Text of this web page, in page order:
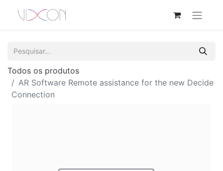
Todos os produtos
AR Software Remote assistance for the new Decide
Connection